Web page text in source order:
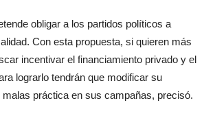
obligar a los partidos políticos a
Con esta propuesta, si quieren más
incentivar el financiamiento privado y el
lograrlo tendrán que modificar su
práctica en sus campañas, precisó.